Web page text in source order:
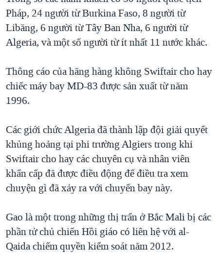
Pháp, 24 người từ Burkina Faso, 8 người từ
Libăng, 6 người từ Tây Ban Nha, 6 người từ
Algeria, và một số người từ ít nhất 11 nước khác.
Thông cáo của hãng hàng không Swiftair cho hay
chiếc máy bay MD-83 được sản xuất từ năm
1996.
Các giới chức Algeria đã thành lập đội giải quyết
khủng hoảng tại phi trường Algiers trong khi
Swiftair cho hay các chuyên cụ và nhân viên
khẩn cấp đã được điều động để điều tra xem
chuyện gì đã xảy ra với chuyến bay này.
Gao là một trong những thị trấn ở Bắc Mali bị các
phần tử chủ chiến Hồi giáo có liên hệ với al-
Qaida chiếm quyền kiểm soát năm 2012.